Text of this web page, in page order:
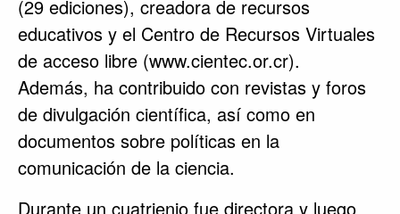
(29 ediciones), creadora de recursos
educativos y el Centro de Recursos Virtuales
de acceso libre (www.cientec.or.cr).
Además, ha contribuido con revistas y foros
de divulgación científica, así como en
documentos sobre políticas en la
comunicación de la ciencia.
Durante un cuatrienio fue directora y luego